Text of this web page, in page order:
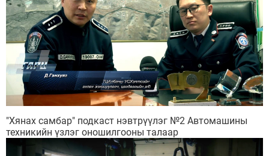
"Хянах самбар" подкаст нэвтрүүлэг №2 Автомашины
техникийн үзлэг оношилгооны талаар